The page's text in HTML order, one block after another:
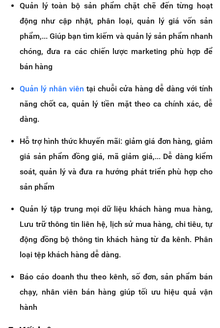
Quản lý toàn bộ sản phẩm chặt chẽ đến từng hoạt
động như cập nhật, phân loại, quản lý giá vốn sản
phẩm,... Giúp bạn tìm kiếm và quản lý sản phẩm nhanh
chóng, đưa ra các chiến lược marketing phù hợp để
bán hàng
Quản lý nhân viên tại chuỗi cửa hàng dễ dàng với tính
năng chốt ca, quản lý tiền mặt theo ca chính xác, dễ
dàng.
Hỗ trợ hình thức khuyến mãi: giảm giá đơn hàng, giảm
giá sản phẩm đồng giá, mã giảm giá,... Dễ dàng kiểm
soát, quản lý và đưa ra hướng phát triển phù hợp cho
sản phẩm
Quản lý tập trung mọi dữ liệu khách hàng mua hàng,
Lưu trữ thông tin liên hệ, lịch sử mua hàng, chi tiêu, tự
động đồng bộ thông tin khách hàng từ đa kênh. Phân
loại tệp khách hàng dễ dàng.
Báo cáo doanh thu theo kênh, số đơn, sản phẩm bán
chạy, nhân viên bán hàng giúp tối ưu hiệu quả vận
hành